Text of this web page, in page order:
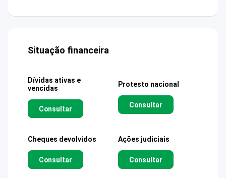
Situação financeira
Dívidas ativas e
vencidas
Consultar
Protesto nacional
Consultar
Cheques devolvidos
Consultar
Ações judiciais
Consultar